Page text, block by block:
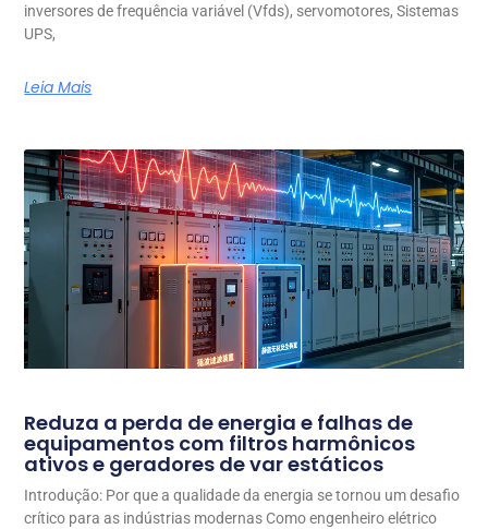
inversores de frequência variável (Vfds), servomotores, Sistemas
UPS,
Leia Mais
Reduza a perda de energia e falhas de
equipamentos com filtros harmônicos
ativos e geradores de var estáticos
Introdução: Por que a qualidade da energia se tornou um desafio
crítico para as indústrias modernas Como engenheiro elétrico